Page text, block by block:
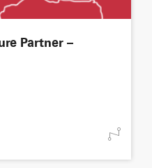
Partner –